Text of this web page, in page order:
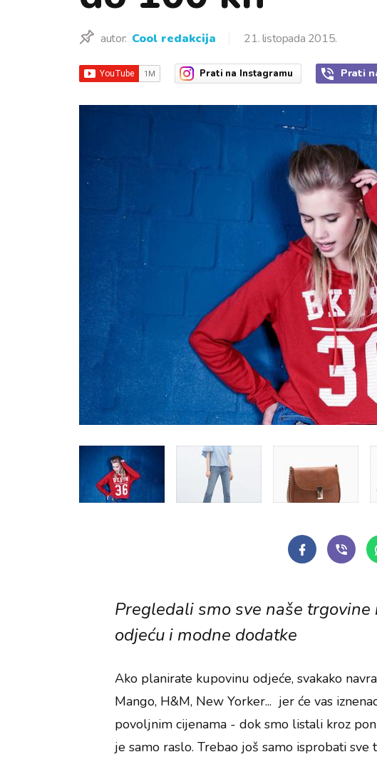
autor: Cool redakcija 21. listopada 2015.
Prati na Instagramu Prati
Pregledali smo sve naše
odjeću i modne dodatke
Ako planirate kupovinu odjeće, svakako
Mango, H&M, New Yorker... jer će vas
povoljnim cijenama - dok smo listali kroz
je samo raslo. Trebao još samo isprobati sve